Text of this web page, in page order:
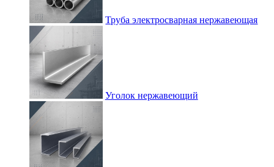
Труба электросварная нержавеющая
Уголок нержавеющий